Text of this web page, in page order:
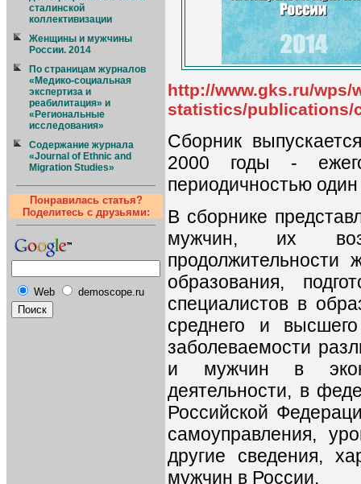
сталинской
коллективизации
Женщины и мужчины
России. 2014
По страницам журналов
«Медико-социальная
экспертиза и
реабилитация» и
«Региональные
исследования»
Содержание журнала
«Journal of Ethnic and
Migration Studies»
Понравилась статья?
Поделитесь с друзьями:
Web demoscope.ru
http://www.gks.ru/
statistics/publications/
Сборник
2000 годы -
периодичностью один
В сборнике
мужчин, их
продолжительности
образования,
специалистов в
среднего и
заболеваемости
и мужчин в
деятельности, в
Российской
самоуправления,
другие сведения,
мужчин в России.